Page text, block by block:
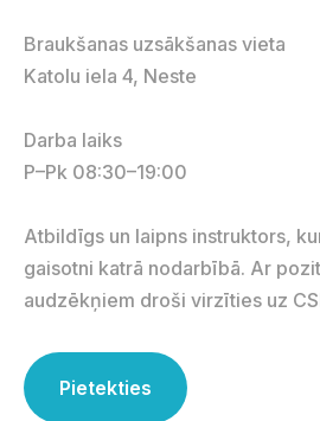
Braukšanas uzsākšanas vieta
Katolu iela 4, Neste
Darba laiks
P–Pk 08:30–19:00
Atbildīgs un laipns instruktors,
gaisotni katrā nodarbībā. Ar
audzēkņiem droši virzīties uz
Pietekties